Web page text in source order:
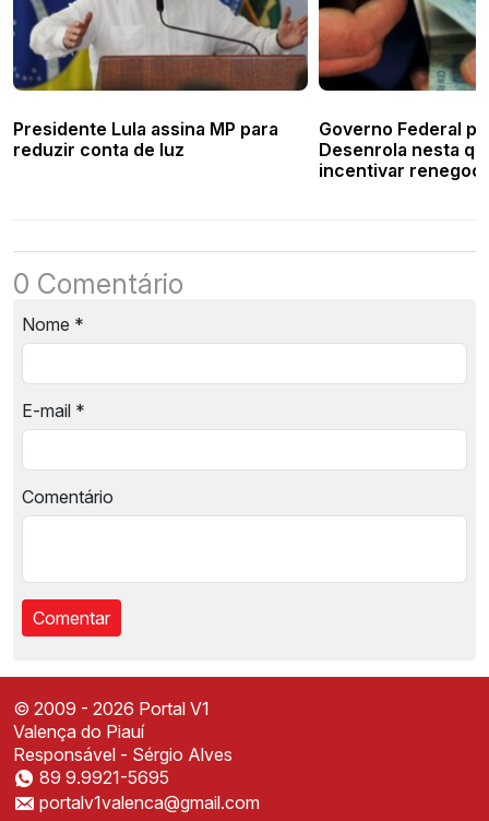
Presidente Lula assina MP para
reduzir conta de luz
Governo Federal
Desenrola nesta
incentivar
0 Comentário
Nome *
E-mail *
Comentário
Instale o Portal V1
Acesse mais rápido direto da sua tela inicial
© 2009 - 2026 Portal V1
Valença do Piauí
Responsável - Sérgio Alves
89 9.9921-5695
portalv1valenca@gmail.com